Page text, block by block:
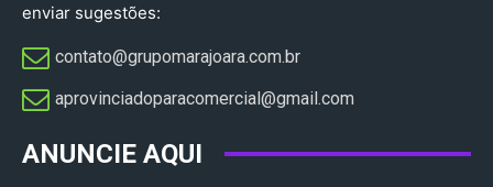
enviar sugestões:
contato@grupomarajoara.com.br
aprovinciadoparacomercial@gmail.com​
ANUNCIE AQUI